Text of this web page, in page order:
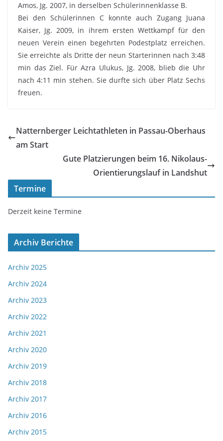
Amos, Jg. 2007, in derselben Schülerinnenklasse B.
Bei den Schülerinnen C konnte auch Zugang Juana
Kaiser, Jg. 2009, in ihrem ersten Wettkampf für den
neuen Verein einen begehrten Podestplatz erreichen.
Sie erreichte als Dritte der neun Starterinnen nach 3:48
min das Ziel. Für Azra Ulukus, Jg. 2008, blieb die Uhr
nach 4:11 min stehen. Sie durfte sich über Platz Sechs
freuen.
Natternberger Leichtathleten in Passau-Oberhaus
am Start
Gute Platzierungen beim 16. Nikolaus-
Orientierungslauf in Landshut
Termine
Derzeit keine Termine
Archiv Berichte
Archiv 2025
Archiv 2024
Archiv 2023
Archiv 2022
Archiv 2021
Archiv 2020
Archiv 2019
Archiv 2018
Archiv 2017
Archiv 2016
Archiv 2015